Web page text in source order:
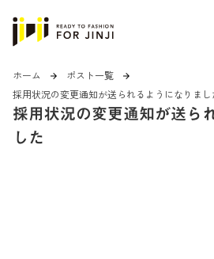
ホーム arrow_forward ポスト一覧 arrow_forward
採用状況の変更通知が送られるようになりまし
採用状況の変更通知が送ら
した